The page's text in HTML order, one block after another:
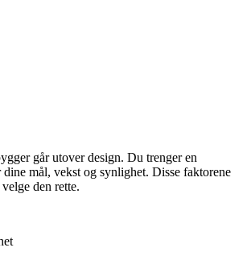
går utover design. Du trenger en
mål, vekst og synlighet. Disse faktorene
den rette.